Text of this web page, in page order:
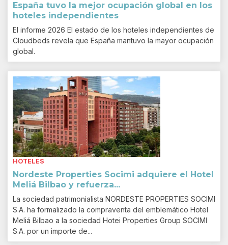
España tuvo la mejor ocupación global en los
hoteles independientes
El informe 2026 El estado de los hoteles independientes de
Cloudbeds revela que España mantuvo la mayor ocupación
global.
HOTELES
Nordeste Properties Socimi adquiere el Hotel
Meliá Bilbao y refuerza...
La sociedad patrimonialista NORDESTE PROPERTIES SOCIMI
S.A. ha formalizado la compraventa del emblemático Hotel
Meliá Bilbao a la sociedad Hotei Properties Group SOCIMI
S.A. por un importe de...